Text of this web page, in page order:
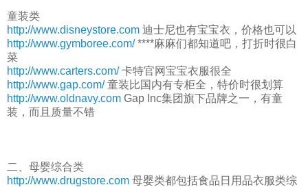
童装类
http://www.disneystore.com 迪士尼也有宝宝衣，价格也可以
http://www.gymboree.com/****麻麻们都知道吧，打折时很白
菜
http://www.carters.com/卡特官网宝宝衣服很全
http://www.gap.com/童装比国内有专柜全，特价时很划算
http://www.oldnavy.com Gap Inc集团旗下品牌之一，有童
装，而且质量不错
二、母婴综合类
http://www.drugstore.com 母婴类都包括食品日用品衣服类综